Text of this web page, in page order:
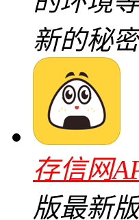
新的秘密
存信网
版最新